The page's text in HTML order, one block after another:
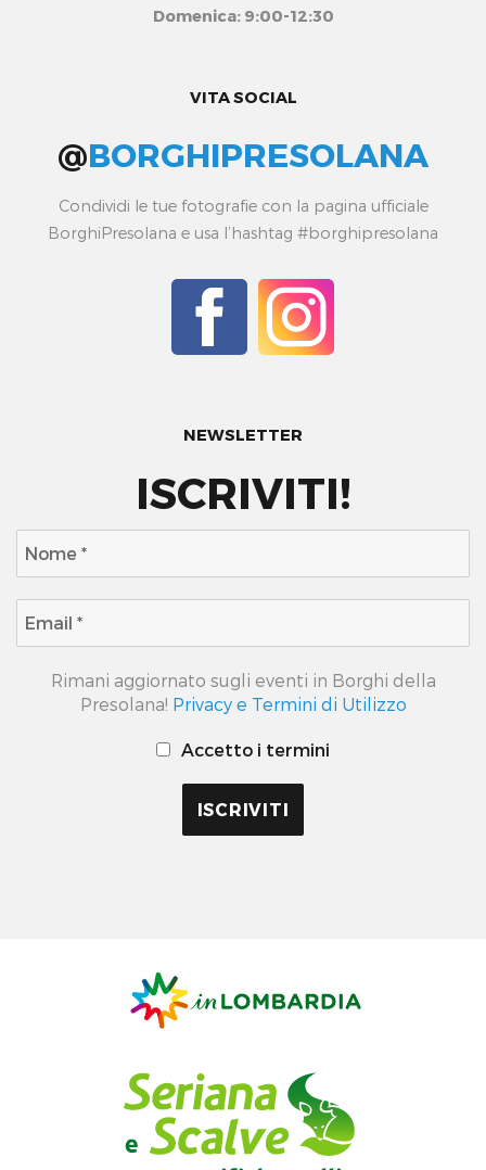
Domenica: 9:00-12:30
VITA SOCIAL
@BORGHIPRESOLANA
Condividi le tue fotografie con la pagina ufficiale
BorghiPresolana e usa l’hashtag #borghipresolana
NEWSLETTER
ISCRIVITI!
Rimani aggiornato sugli eventi in Borghi della
Presolana! Privacy e Termini di Utilizzo
Accetto i termini